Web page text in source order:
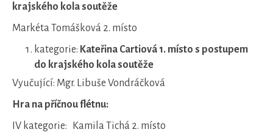
krajského kola soutěže
Markéta Tomášková 2. místo
kategorie: Kateřina Cartiová 1. místo s postupem
do krajského kola soutěže
Vyučující: Mgr. Libuše Vondráčková
Hra na příčnou flétnu:
IV kategorie: Kamila Tichá 2. místo